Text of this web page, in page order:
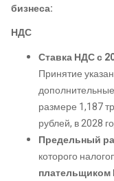
бизнеса:
НДС
Ставка НДС с
Принятие
размере 1,187
рублей, в 2028
Предельный
которого